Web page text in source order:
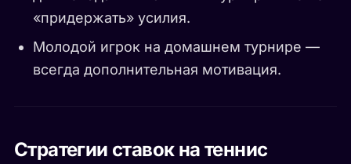
«придержать» усилия.
Молодой игрок на домашнем турнире —
всегда дополнительная мотивация.
Стратегии ставок на теннис